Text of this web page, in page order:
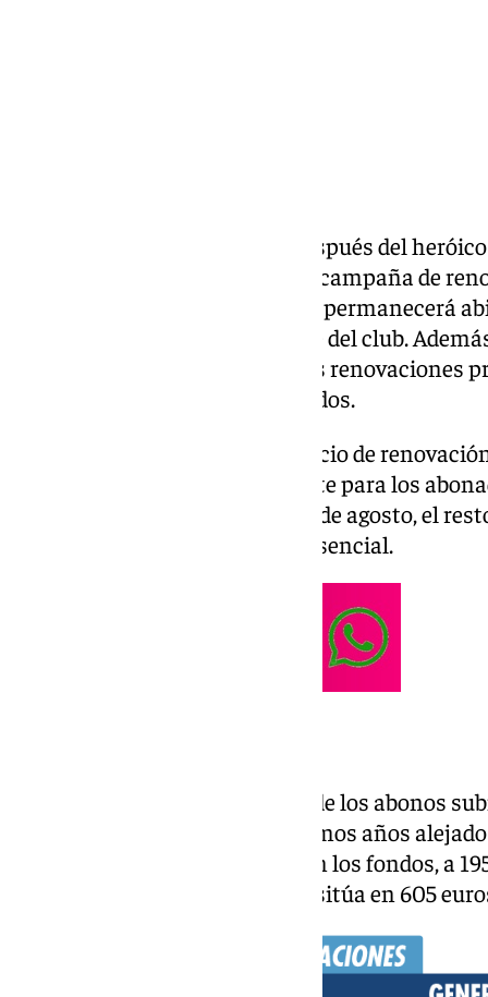
Ya están aquí. Dos semanas después del
CF ha anunciado el inicio de su campaña de
temporada 2026/27, cuyo plazo permanecerá
a través de la plataforma online del club.
calendario específico para estas renovaciones
agilizar la atención a los abonados.
Entre el 6 y el 11 de julio, el servicio de
estará reservado exclusivamente para los
partir del 13 de julio y hasta el 1 de agosto, el
realizar el trámite de forma presencial.
Como avisó el club, los precios de los abonos
División con respecto a los últimos años
Los más bajos se encuentran en los fondos, a
que el más caro, en Tribuna, se sitúa en 605